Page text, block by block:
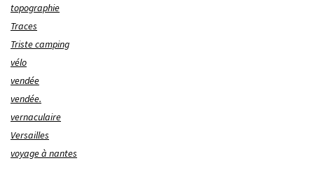
topographie
Traces
Triste camping
vélo
vendée
vendée.
vernaculaire
Versailles
voyage à nantes